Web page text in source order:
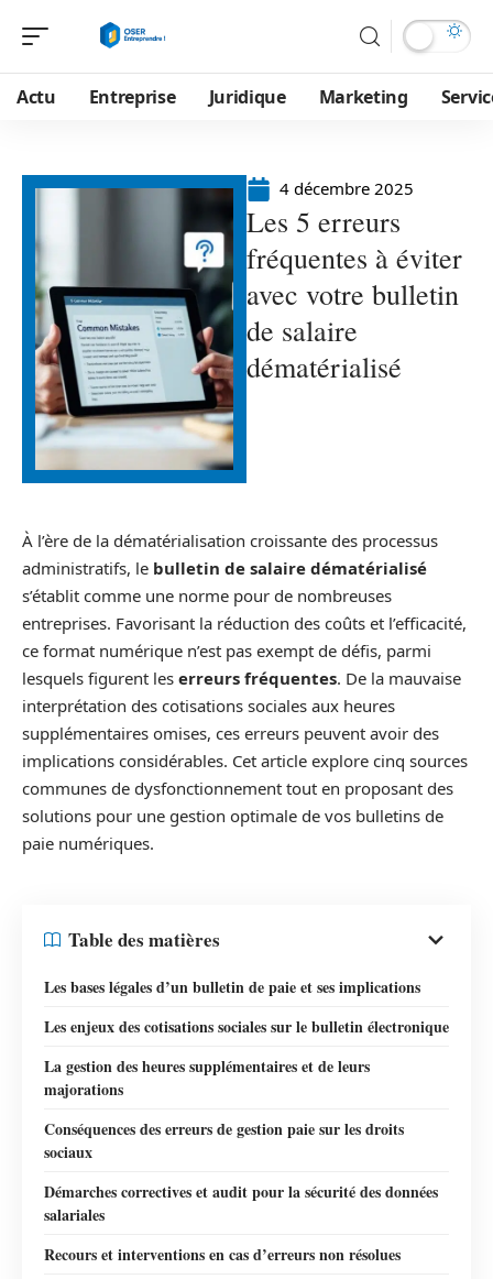
Actu Entreprise Juridique Marketing
4 décembre 2025
Les 5 erreurs
fréquentes à éviter
avec votre bulletin
de salaire
dématérialisé
À l’ère de la dématérialisation croissante des processus
administratifs, le bulletin de salaire dématérialisé
s’établit comme une norme pour de nombreuses
entreprises. Favorisant la réduction des coûts et l’efficacité,
ce format numérique n’est pas exempt de défis, parmi
lesquels figurent les erreurs fréquentes. De la mauvaise
interprétation des cotisations sociales aux heures
supplémentaires omises, ces erreurs peuvent avoir des
implications considérables. Cet article explore cinq sources
communes de dysfonctionnement tout en proposant des
solutions pour une gestion optimale de vos bulletins de
paie numériques.
Table des matières
Les bases légales d’un bulletin de paie et ses implications
Les enjeux des cotisations sociales sur le bulletin électronique
La gestion des heures supplémentaires et de leurs
majorations
Conséquences des erreurs de gestion paie sur les droits
sociaux
Démarches correctives et audit pour la sécurité des données
salariales
Recours et interventions en cas d’erreurs non résolues